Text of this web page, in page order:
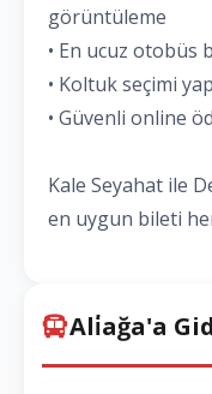
görüntüleme
• En ucuz otobüs
• Koltuk seçimi
• Güvenli online
Kale Seyahat ile
en uygun bileti
Ali̇ağa'a